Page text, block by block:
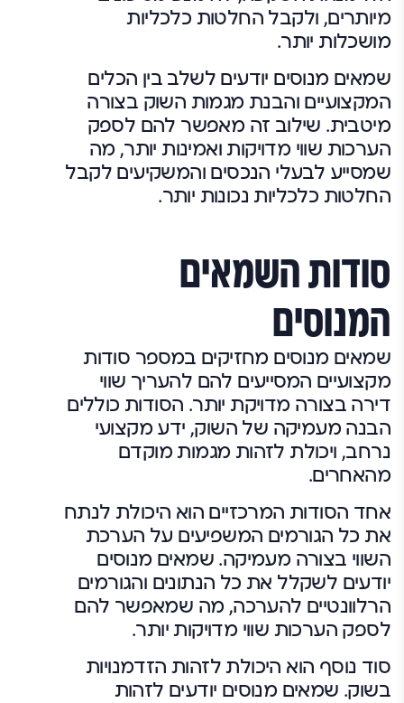
מיותרים, ולקבל החלטות כלכליות
מושכלות יותר.
שמאים מנוסים יודעים לשלב בין הכלים
המקצועיים והבנת מגמות השוק בצורה
מיטבית. שילוב זה מאפשר להם לספק
הערכות שווי מדויקות ואמינות יותר, מה
שמסייע לבעלי הנכסים והמשקיעים לקבל
החלטות כלכליות נכונות יותר.
סודות השמאים
המנוסים
שמאים מנוסים מחזיקים במספר סודות
מקצועיים המסייעים להם להעריך שווי
דירה בצורה מדויקת יותר. הסודות כוללים
הבנה מעמיקה של השוק, ידע מקצועי
נרחב, ויכולת לזהות מגמות מוקדם
מהאחרים.
אחד הסודות המרכזיים הוא היכולת לנתח
את כל הגורמים המשפיעים על הערכת
השווי בצורה מעמיקה. שמאים מנוסים
יודעים לשקלל את כל הנתונים והגורמים
הרלוונטיים להערכה, מה שמאפשר להם
לספק הערכות שווי מדויקות יותר.
סוד נוסף הוא היכולת לזהות הזדמנויות
בשוק. שמאים מנוסים יודעים לזהות